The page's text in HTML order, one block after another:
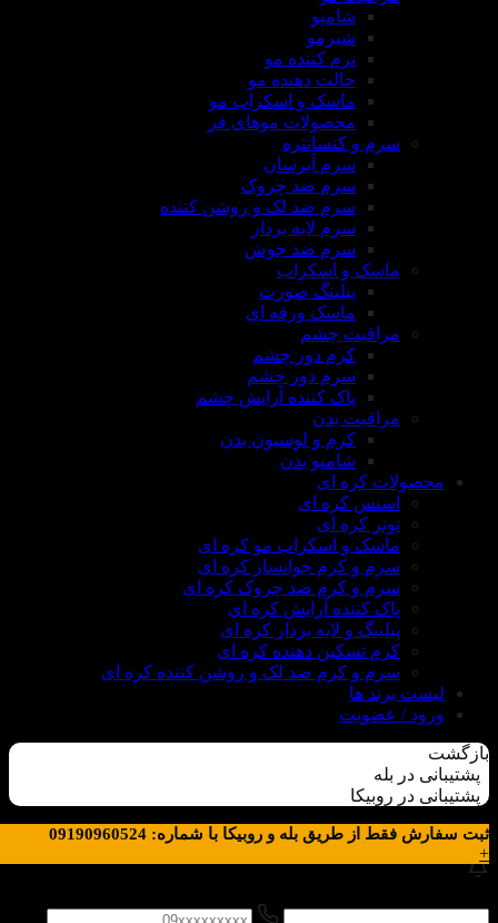
شامپو
شیرمو
نرم کننده مو
حالت دهنده مو
ماسک و اسکراب مو
محصولات موهای فر
سرم و کنسانتره
سرم آبرسان
سرم ضد چروک
سرم ضد لک و روشن کننده
سرم لایه بردار
سرم ضد جوش
ماسک و اسکراب
پیلینگ صورت
ماسک ورقه ای
مراقبت چشم
کرم دور چشم
سرم دور چشم
پاک کننده آرایش چشم
مراقبت بدن
کرم و لوسیون بدن
شامپو بدن
محصولات کره ای
اسنس کره ای
تونر کره ای
ماسک و اسکراب مو کره ای
سرم و کرم جوانساز کره ای
سرم و کرم ضد چروک کره ای
پاک کننده آرایش کره ای
پیلینگ و لایه بردار کره ای
کرم تسکین دهنده کره ای
سرم و کرم ضد لک و روشن کننده کره ای
لیست برند ها
ورود / عضویت
بازگشت
پشتیبانی در بله
پشتیبانی در روبیکا
ثبت سفارش فقط از طریق بله و روبیکا با شماره: 09190960524
+